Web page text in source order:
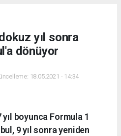
yıl sonra
dönüyor
18.05.2021 - 14:34
boyunca Formula 1
9 yıl sonra yeniden